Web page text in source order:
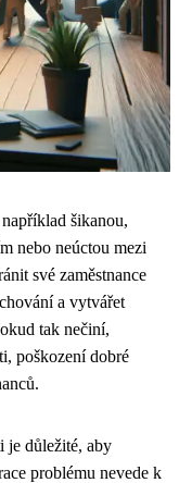
šikanou,
nebo neúctou mezi
své zaměstnance
a vytvářet
tak nečiní,
poškození dobré
je důležité, aby
problému nevede k